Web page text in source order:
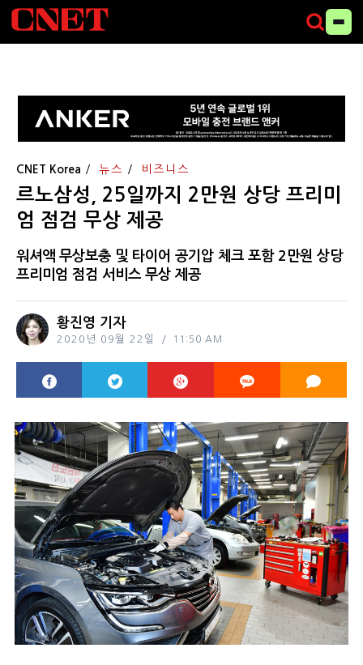
CNET Korea 뉴스 비즈니스
르노삼성, 25일까지 2만원 상당 프리미
엄 점검 무상 제공
워셔액 무상보충 및 타이어 공기압 체크 포함 2만원 상당
프리미엄 점검 서비스 무상 제공
황진영 기자
2020년 09월 22일 11:50 AM